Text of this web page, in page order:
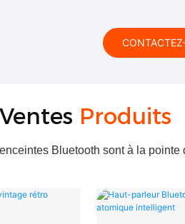
Ventes Produits
Bluetooth sont à la